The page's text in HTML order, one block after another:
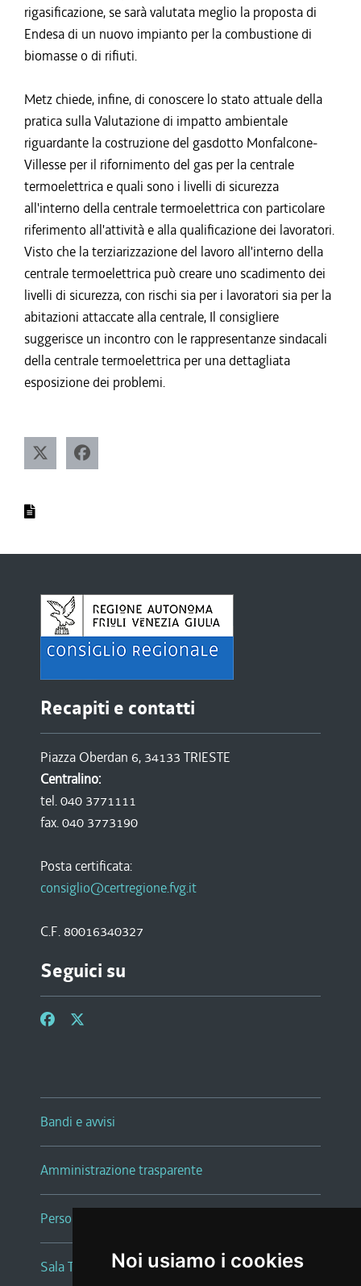
Noi usiamo i cookies
rigasificazione, se sarà valutata meglio la proposta di
Endesa di un nuovo impianto per la combustione di
biomasse o di rifiuti.
Metz chiede, infine, di conoscere lo stato attuale della
pratica sulla Valutazione di impatto ambientale
riguardante la costruzione del gasdotto Monfalcone-
Villesse per il rifornimento del gas per la centrale
termoelettrica e quali sono i livelli di sicurezza
all'interno della centrale termoelettrica con particolare
riferimento all'attività e alla qualificazione dei lavoratori.
Visto che la terziarizzazione del lavoro all'interno della
centrale termoelettrica può creare uno scadimento dei
livelli di sicurezza, con rischi sia per i lavoratori sia per la
abitazioni attaccate alla centrale, Il consigliere
suggerisce un incontro con le rappresentanze sindacali
della centrale termoelettrica per una dettagliata
esposizione dei problemi.
Recapiti e contatti
Piazza Oberdan 6, 34133 TRIESTE
Centralino:
tel. 040 3771111
fax. 040 3773190
Posta certificata:
consiglio@certregione.fvg.it
C.F. 80016340327
Seguici su
Bandi e avvisi
Amministrazione trasparente
Persone e Uffici
Sala Tiziano Tessitori